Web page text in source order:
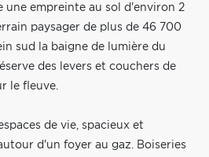
une empreinte au sol d'environ 2
paysager de plus de 46 700
sud la baigne de lumière du
des levers et couchers de
le fleuve.
de vie, spacieux et
d'un foyer au gaz. Boiseries